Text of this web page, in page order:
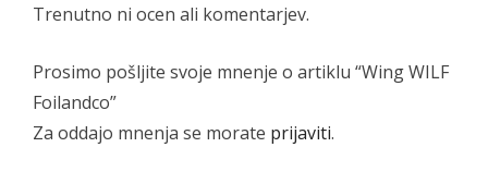
Trenutno ni ocen ali komentarjev.
Prosimo pošljite svoje mnenje o artiklu “Wing WILF
Foilandco”
Za oddajo mnenja se morate prijaviti.